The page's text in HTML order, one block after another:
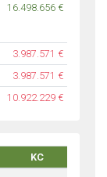
16.498.656 €
3.987.571 €
3.987.571 €
10.922.229 €
KC